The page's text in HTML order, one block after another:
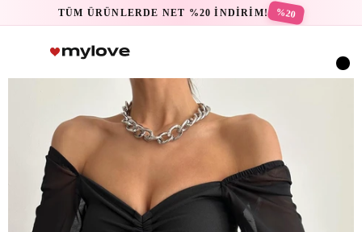
TÜM ÜRÜNLERDE NET %20 İNDİRİM! %20